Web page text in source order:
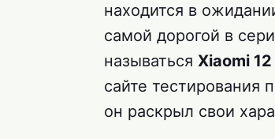
находится в
самой дорогой в
называться Xiaomi
сайте тестирования
он раскрыл свои